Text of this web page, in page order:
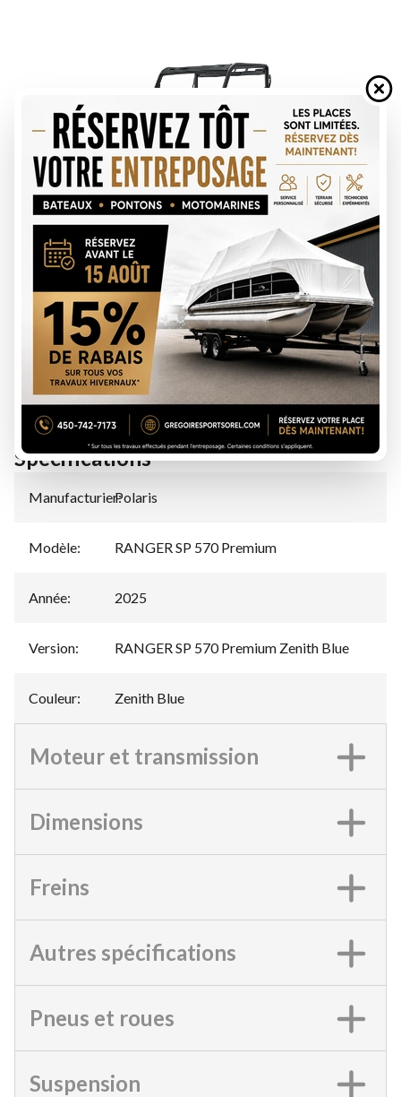
DEMANDE DE FINANCEMENT
ÉVALUATION DE VOTRE ÉCHANGE
Spécifications
Manufacturier:
Polaris
Modèle: RANGER SP 570 Premium
Année: 2025
Version: RANGER SP 570 Premium Zenith Blue
Couleur: Zenith Blue
Moteur et transmission
Dimensions
Freins
Autres spécifications
Pneus et roues
Suspension